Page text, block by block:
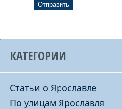
Отправить
КАТЕГОРИИ
Статьи о Ярославле
По улицам Ярославля